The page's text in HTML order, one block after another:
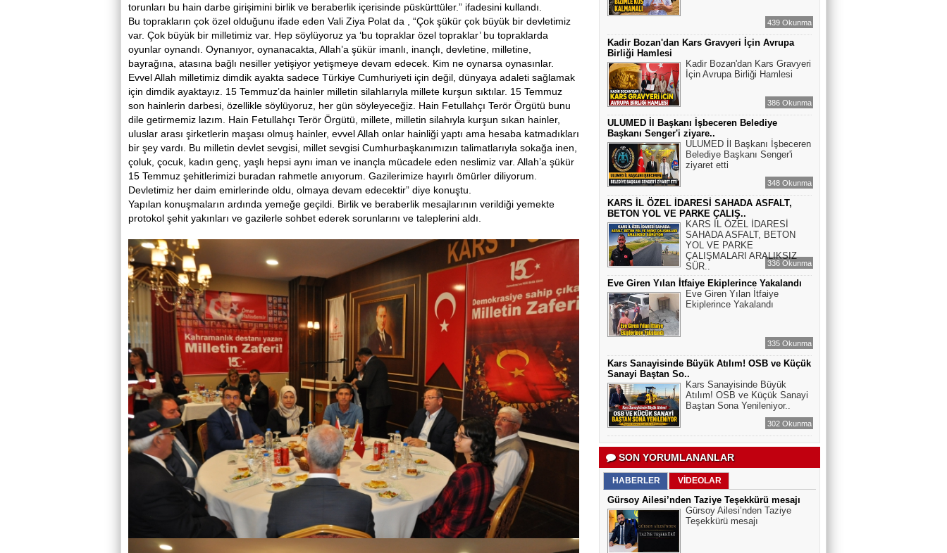
torunları bu hain darbe girişimini birlik ve beraberlik içerisinde püskürttüler.” ifadesini kullandı.
Bu toprakların çok özel olduğunu ifade eden Vali Ziya Polat da , “Çok şükür çok büyük bir devletimiz
var. Çok büyük bir milletimiz var. Hep söylüyoruz ya ‘bu topraklar özel topraklar’ bu topraklarda
oyunlar oynandı. Oynanıyor, oynanacakta, Allah’a şükür imanlı, inançlı, devletine, milletine,
bayrağına, atasına bağlı nesiller yetişiyor yetişmeye devam edecek. Kim ne oynarsa oynasınlar.
Evvel Allah milletimiz dimdik ayakta sadece Türkiye Cumhuriyeti için değil, dünyaya adaleti sağlamak
için dimdik ayaktayız. 15 Temmuz’da hainler milletin silahlarıyla millete kurşun sıktılar. 15 Temmuz
son hainlerin darbesi, özellikle söylüyoruz, her gün söyleyeceğiz. Hain Fetullahçı Terör Örgütü bunu
dile getirmemiz lazım. Hain Fetullahçı Terör Örgütü, millete, milletin silahıyla kurşun sıkan hainler,
uluslar arası şirketlerin maşası olmuş hainler, evvel Allah onlar hainliği yaptı ama hesaba katmadıkları
bir şey vardı. Bu milletin devlet sevgisi, millet sevgisi Cumhurbaşkanımızın talimatlarıyla sokağa inen,
çoluk, çocuk, kadın genç, yaşlı hepsi aynı iman ve inançla mücadele eden neslimiz var. Allah’a şükür
15 Temmuz şehitlerimizi buradan rahmetle anıyorum. Gazilerimize hayırlı ömürler diliyorum.
Devletimiz her daim emirlerinde oldu, olmaya devam edecektir” diye konuştu.
Yapılan konuşmaların ardında yemeğe geçildi. Birlik ve beraberlik mesajlarının verildiği yemekte
protokol şehit yakınları ve gazilerle sohbet ederek sorunlarını ve taleplerini aldı.
439 Okunma
Kadir Bozan'dan Kars Gravyeri İçin Avrupa
Birliği Hamlesi
Kadir Bozan'dan Kars Gravyeri
İçin Avrupa Birliği Hamlesi
386 Okunma
ULUMED İl Başkanı İşbeceren Belediye
Başkanı Senger'i ziyare..
ULUMED İl Başkanı İşbeceren
Belediye Başkanı Senger'i
ziyaret etti
348 Okunma
KARS İL ÖZEL İDARESİ SAHADA ASFALT,
BETON YOL VE PARKE ÇALIŞ..
KARS İL ÖZEL İDARESİ
SAHADA ASFALT, BETON
YOL VE PARKE
ÇALIŞMALARI ARALIKSIZ
SÜR..
336 Okunma
Eve Giren Yılan İtfaiye Ekiplerince Yakalandı
Eve Giren Yılan İtfaiye
Ekiplerince Yakalandı
335 Okunma
Kars Sanayisinde Büyük Atılım! OSB ve Küçük
Sanayi Baştan So..
Kars Sanayisinde Büyük
Atılım! OSB ve Küçük Sanayi
Baştan Sona Yenileniyor..
302 Okunma
SON YORUMLANANLAR
HABERLER VİDEOLAR
Gürsoy Ailesi’nden Taziye Teşekkürü mesajı
Gürsoy Ailesi’nden Taziye
Teşekkürü mesajı